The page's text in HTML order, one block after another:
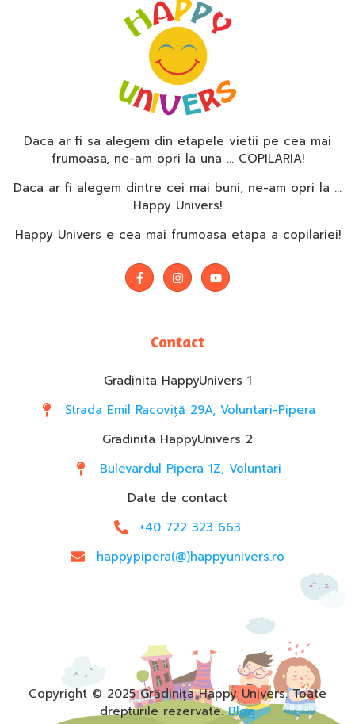
Daca ar fi sa alegem din etapele vietii pe cea mai
frumoasa, ne-am opri la una … COPILARIA!
Daca ar fi alegem dintre cei mai buni, ne-am opri la …
Happy Univers!
Happy Univers e cea mai frumoasa etapa a copilariei!
Contact
Gradinita HappyUnivers 1
Strada Emil Racoviță 29A, Voluntari-Pipera
Gradinita HappyUnivers 2
Bulevardul Pipera 1Z, Voluntari
Date de contact
+40 722 323 663
happypipera(@)happyunivers.ro
Copyright © 2025 Grădinița Happy Univers. Toate
drepturile rezervate.Blog